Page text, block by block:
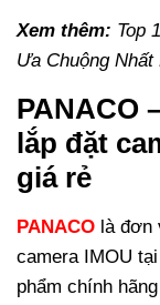
Xem thêm: Top
Ưa Chuộng Nhất
PANACO
lắp đặt
giá rẻ
PANACO là đơn
camera IMOU
phẩm chính